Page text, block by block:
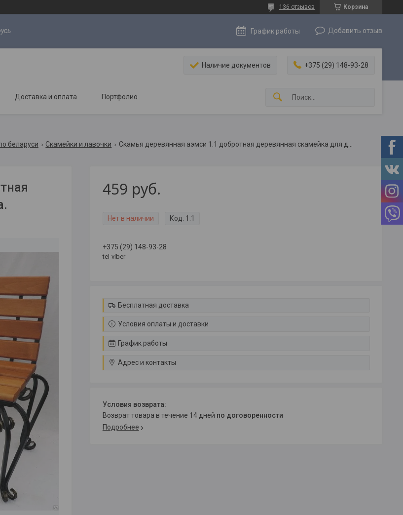
Корзина
136 отзывов
График работы Добавить отзыв
Наличие документов +375 (29) 148-93-28
Доставка и оплата Портфолио
беларуси Скамейки и лавочки
459 руб.
Нет в наличии Код: 1.1
+375 (29) 148-93-28
tel-viber
Бесплатная доставка
Условия оплаты и доставки
График работы
Адрес и контакты
возврат товара в течение 14 дней по договоренности
Подробнее